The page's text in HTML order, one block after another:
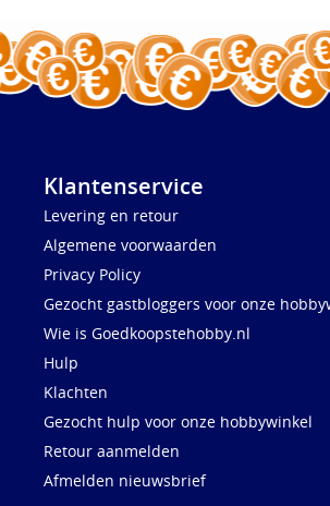
Klantenservice
Levering en retour
Algemene voorwaarden
Privacy Policy
Gezocht gastbloggers voor onze
Wie is Goedkoopstehobby.nl
Hulp
Klachten
Gezocht hulp voor onze hobbywinkel
Retour aanmelden
Afmelden nieuwsbrief